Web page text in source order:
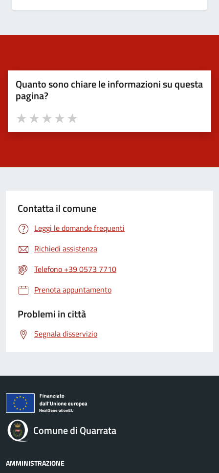
Quanto sono chiare le informazioni su questa
pagina?
Valuta 5 stelle su 5
Valuta 4 stelle su 5
Valuta 3 stelle su 5
Valuta 2 stelle su 5
Valuta 1 stelle su 5
Contatta il comune
Leggi le domande frequenti
Richiedi assistenza
Telefono +39 0573 7710
Prenota appuntamento
Problemi in città
Segnala disservizio
Comune di Quarrata
AMMINISTRAZIONE